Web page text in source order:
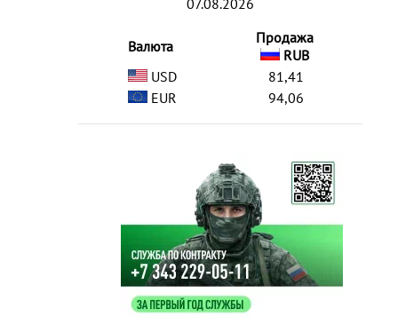
07.08.2026
Валюта
Продажа
RUB
USD
81,41
EUR
94,06